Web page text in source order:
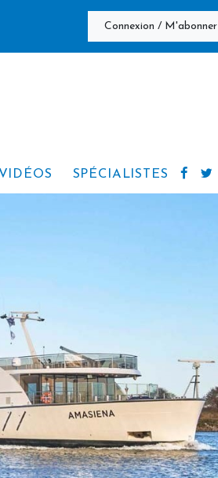
Connexion / M'abonner
VIDÉOS SPÉCIALISTES